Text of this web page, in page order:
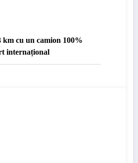
km cu un camion 100%
internațional